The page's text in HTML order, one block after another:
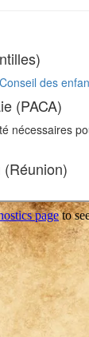
des
(PACA)
nécessaires